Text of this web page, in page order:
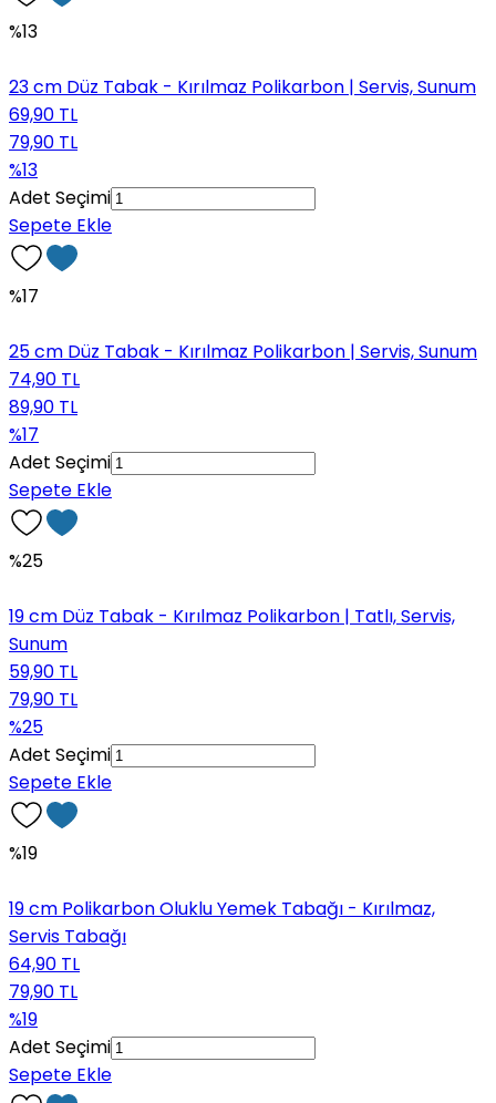
%13
23 cm Düz Tabak - Kırılmaz Polikarbon | Servis, Sunum
69,90 TL
79,90 TL
%13
Adet Seçimi
Sepete Ekle
%17
25 cm Düz Tabak - Kırılmaz Polikarbon | Servis, Sunum
74,90 TL
89,90 TL
%17
Adet Seçimi
Sepete Ekle
%25
19 cm Düz Tabak - Kırılmaz Polikarbon | Tatlı, Servis,
Sunum
59,90 TL
79,90 TL
%25
Adet Seçimi
Sepete Ekle
%19
19 cm Polikarbon Oluklu Yemek Tabağı - Kırılmaz,
Servis Tabağı
64,90 TL
79,90 TL
%19
Adet Seçimi
Sepete Ekle